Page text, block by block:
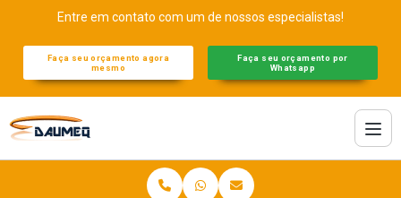
Entre em contato com um de nossos especialistas!
Faça seu orçamento agora
mesmo
Faça seu orçamento por
Whatsapp